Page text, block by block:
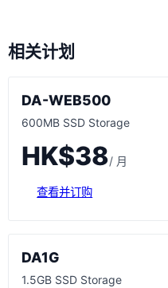
相关计划
DA-WEB500
600MB SSD Storage
HK$38/ 月
查看并订购
DA1G
1.5GB SSD Storage